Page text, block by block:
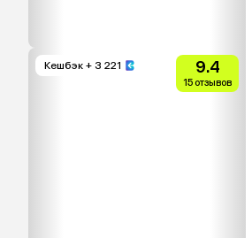
Кешбэк + 3 221 9.4
15 отзывов